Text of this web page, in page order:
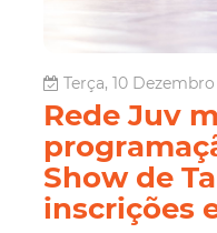
Terça, 10
Rede Juv
Show de
inscrições